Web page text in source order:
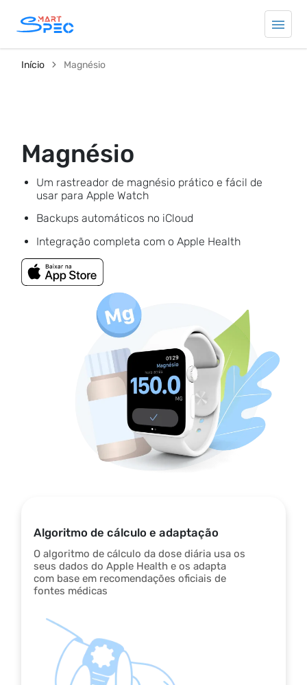
Início Magnésio
Magnésio
Um rastreador de magnésio prático e fácil de
usar para Apple Watch
Backups automáticos no iCloud
Integração completa com o Apple Health
Algoritmo de cálculo e adaptação
O algoritmo de cálculo da dose diária usa os
seus dados do Apple Health e os adapta
com base em recomendações oficiais de
fontes médicas